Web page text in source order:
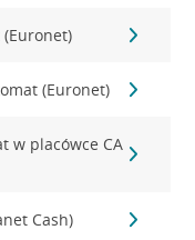
(Euronet)
w placówce CA
Cash)